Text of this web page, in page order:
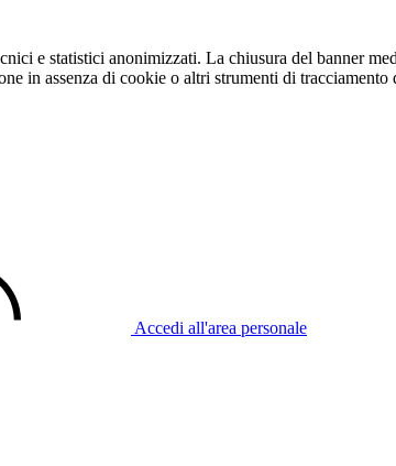
e statistici anonimizzati. La chiusura del banner
in assenza di cookie o altri strumenti di
Accedi all'area personale